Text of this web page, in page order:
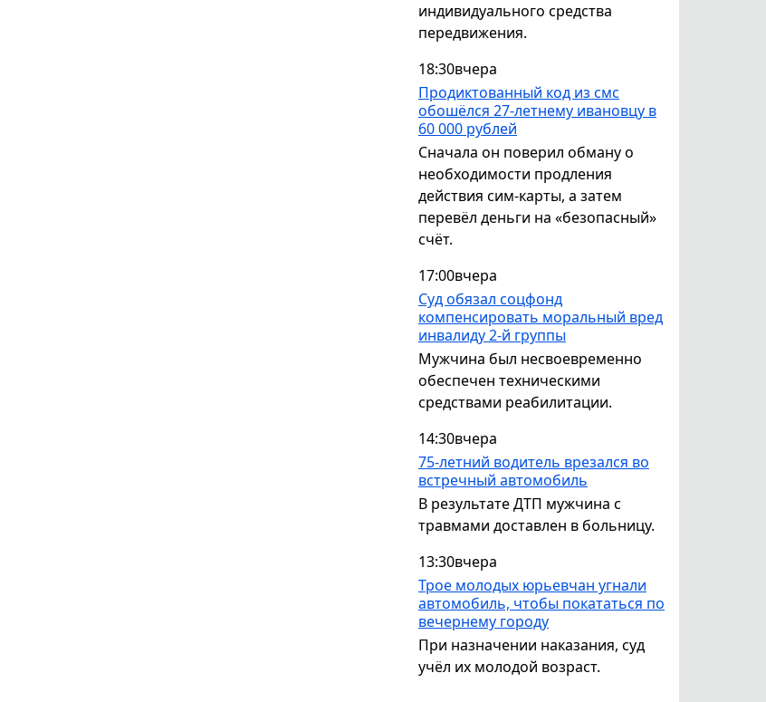
индивидуального средства
передвижения.
18:30вчера
Продиктованный код из смс
обошёлся 27-летнему ивановцу в
60 000 рублей
Сначала он поверил обману о
необходимости продления
действия сим-карты, а затем
перевёл деньги на «безопасный»
счёт.
17:00вчера
Суд обязал соцфонд
компенсировать моральный вред
инвалиду 2-й группы
Мужчина был несвоевременно
обеспечен техническими
средствами реабилитации.
14:30вчера
75-летний водитель врезался во
встречный автомобиль
В результате ДТП мужчина с
травмами доставлен в больницу.
13:30вчера
Трое молодых юрьевчан угнали
автомобиль, чтобы покататься по
вечернему городу
При назначении наказания, суд
учёл их молодой возраст.